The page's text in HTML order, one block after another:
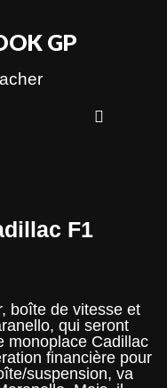
GP
F1
boîte de vitesse et
qui seront
monoplace Cadillac
financière pour
suspension, va